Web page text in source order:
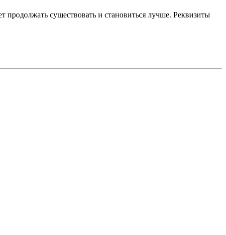
существовать и становиться лучше. Реквизиты